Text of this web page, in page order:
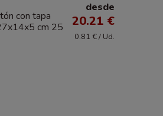
con tapa
cm 25
desde
20.21 €
0.81 € / Ud.